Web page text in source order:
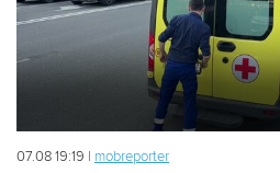
07.08 19:19 | mobreporter